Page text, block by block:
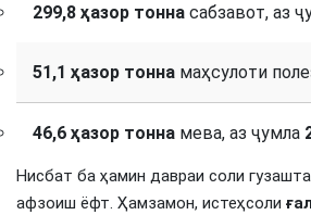
299,8 ҳазор тонна сабзавот, аз
51,1 ҳазор тонна маҳсулоти
46,6 ҳазор тонна мева, аз ҷумла
Нисбат ба ҳамин давраи соли
афзоиш ёфт. Ҳамзамон, истеҳсоли